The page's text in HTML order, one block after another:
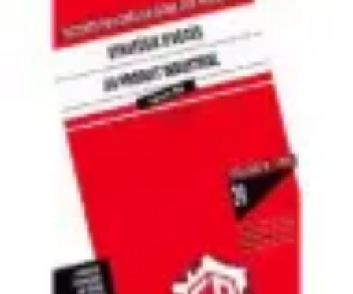
Ecommerçants France
Fidélisation et expérience clientService Client
Plateformes e-commerceStratégies e-commerce
Ecommerçants France